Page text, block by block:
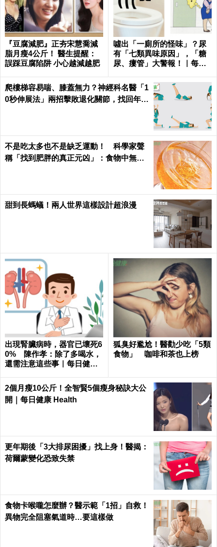
『豆腐減肥』正夯宋慧喬減
脂月瘦4公斤！ 醫生提醒：
誤踩豆腐陷阱 小心越減越肥
噓出「一廁所的怪味」？尿
有「七類異味原因」，「糖
尿、瘻管」大警報！｜每日
爬樓梯容易喘、膝蓋無力？神經科名醫「1
0秒伸展法」兩招擊敗退化關節，找回年輕
不是吃太多也不是缺乏運動！ 科學家聲
稱「找到肥胖的真正元凶」：食物中無處
甜到長螞蟻！兩人世界這樣設計超浪漫
出現腎臟病時，器官已壞死6
0% 陳作孝：除了多喝水，
還需注意這些事｜每日健康
狐臭好尷尬！醫勸少吃「5類
食物」 咖啡和茶也上榜
2個月瘦10公斤！全智賢5個瘦身秘訣大公
開｜每日健康 Health
更年期後「3大排尿困擾」找上身！醫揭：
荷爾蒙變化恐致失禁
食物卡喉嚨怎麼辦？醫示範「1招」自救！
異物完全阻塞氣道時…要這樣做